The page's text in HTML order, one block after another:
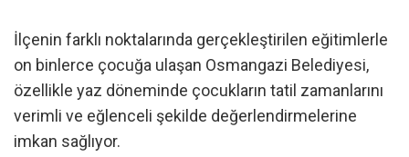
İlçenin farklı noktalarında gerçekleştirilen eğitimlerle
on binlerce çocuğa ulaşan Osmangazi Belediyesi,
özellikle yaz döneminde çocukların tatil zamanlarını
verimli ve eğlenceli şekilde değerlendirmelerine
imkan sağlıyor.